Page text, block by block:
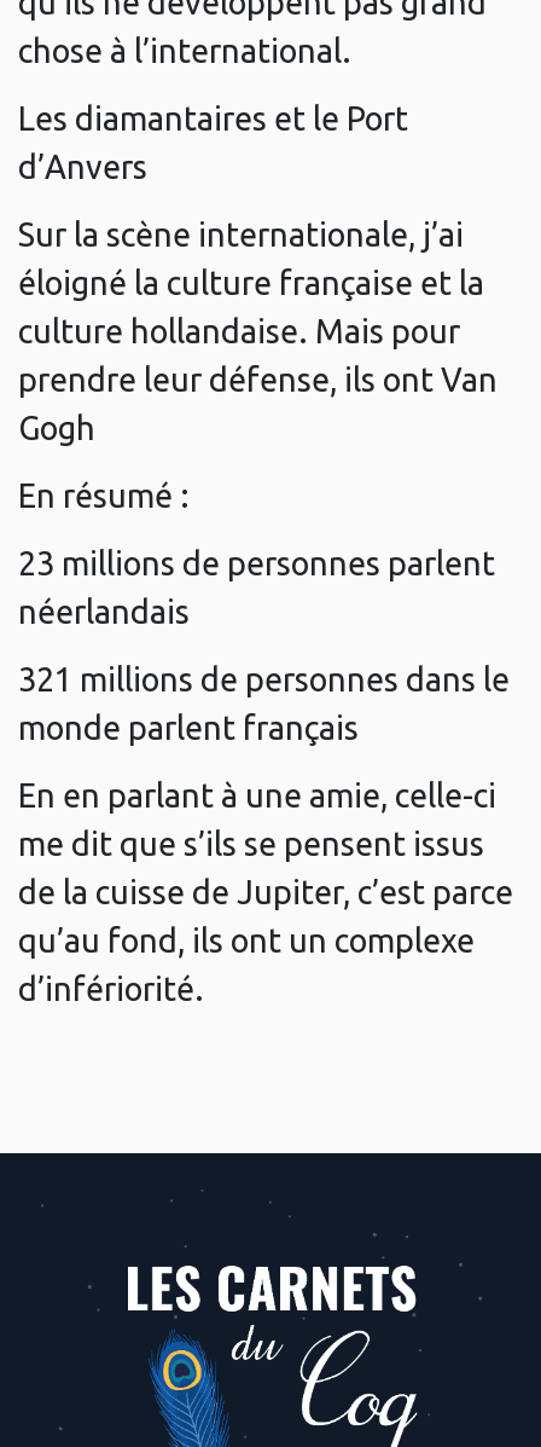
chose à l’international.
Les diamantaires et le Port
d’Anvers
Sur la scène internationale, j’ai
éloigné la culture française et la
culture hollandaise. Mais pour
prendre leur défense, ils ont Van
Gogh
En résumé :
23 millions de personnes parlent
néerlandais
321 millions de personnes dans le
monde parlent français
En en parlant à une amie, celle-ci
me dit que s’ils se pensent issus
de la cuisse de Jupiter, c’est parce
qu’au fond, ils ont un complexe
d’infériorité.